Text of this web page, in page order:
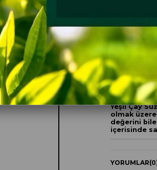
ÜRÜN
Yeşil Çay
olmak üzere
değerini
içerisinde
YORUMLAR